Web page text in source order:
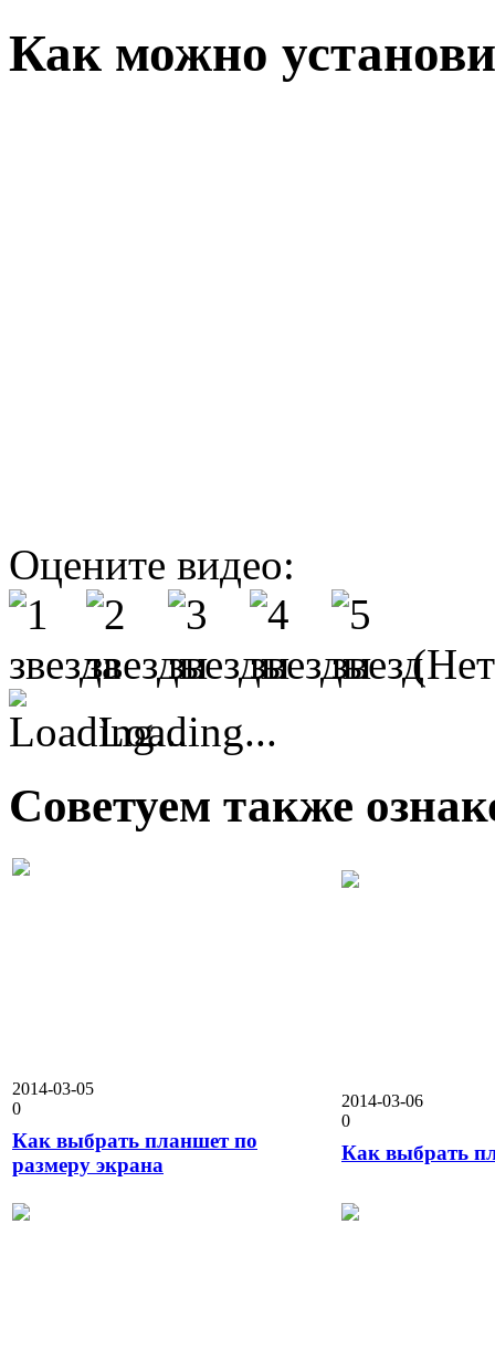
Как можно
Оцените видео:
Loading...
Советуем также
2014-03-05
0
Как выбрать планшет по
размеру экрана
2014-03-06
0
Как выбрать